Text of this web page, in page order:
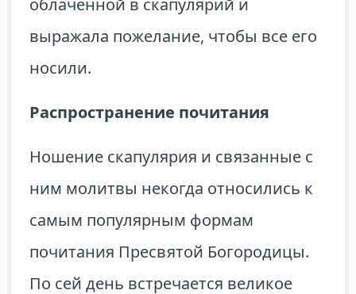
облаченной в скапулярий и
выражала пожелание, чтобы все его
носили.
Распространение почитания
Ношение скапулярия и связанные с
ним молитвы некогда относились к
самым популярным формам
почитания Пресвятой Богородицы.
По сей день встречается великое